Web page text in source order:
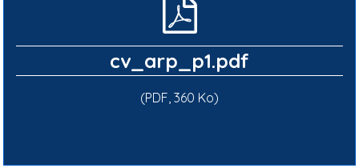
cv_arp_p1.pdf
(PDF, 360 Ko)